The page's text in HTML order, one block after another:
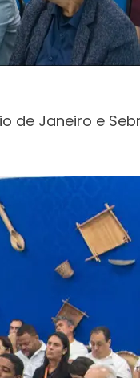
de Janeiro e